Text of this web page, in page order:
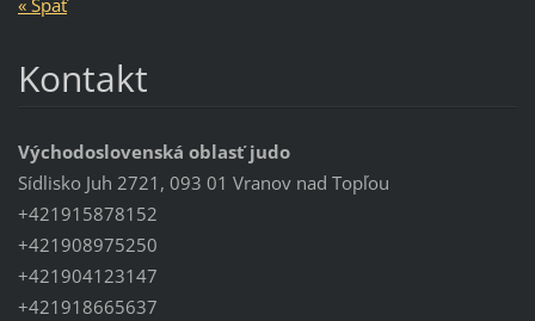
Kontakt
Východoslovenská oblasť judo
Sídlisko Juh 2721, 093 01 Vranov nad Topľou
+421915878152
+421908975250
+421904123147
+421918665637